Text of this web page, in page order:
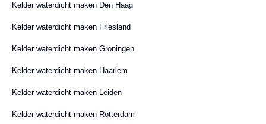
Kelder waterdicht maken Den Haag
Kelder waterdicht maken Friesland
Kelder waterdicht maken Groningen
Kelder waterdicht maken Haarlem
Kelder waterdicht maken Leiden
Kelder waterdicht maken Rotterdam